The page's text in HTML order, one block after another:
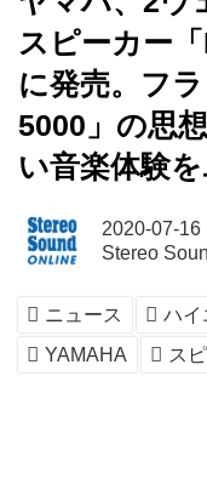
スピーカー
に発売。フ
5000」の思
い音楽体験
2020-07-16
Stereo
ニュース ハイ
YAMAHA
ス